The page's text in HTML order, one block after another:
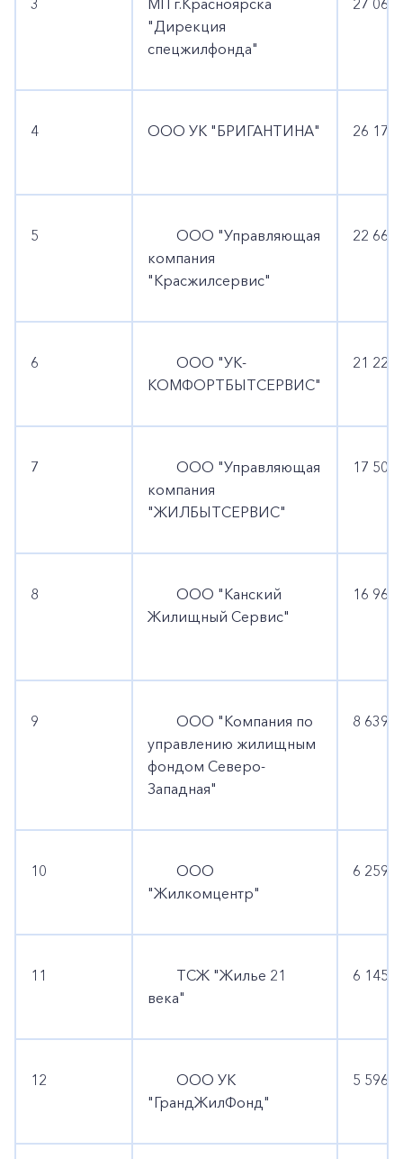
3
МП г.Красноярска
"Дирекция
спецжилфонда"
27 064
4 ООО УК "БРИГАНТИНА" 26 175
5
ООО "Управляющая
компания
"Красжилсервис"
22 665
6
ООО "УК-
КОМФОРТБЫТСЕРВИС"
21 221
7
ООО "Управляющая
компания
"ЖИЛБЫТСЕРВИС"
17 509
8
ООО "Канский
Жилищный Сервис"
16 969
9
ООО "Компания по
управлению жилищным
фондом Северо-
Западная"
8 639
10
ООО
"Жилкомцентр"
6 259
11
ТСЖ "Жилье 21
века"
6 145
12
ООО УК
"ГрандЖилФонд"
5 596